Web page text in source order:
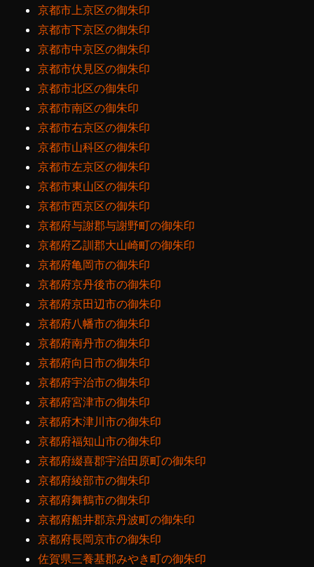
京都市上京区の御朱印
京都市下京区の御朱印
京都市中京区の御朱印
京都市伏見区の御朱印
京都市北区の御朱印
京都市南区の御朱印
京都市右京区の御朱印
京都市山科区の御朱印
京都市左京区の御朱印
京都市東山区の御朱印
京都市西京区の御朱印
京都府与謝郡与謝野町の御朱印
京都府乙訓郡大山崎町の御朱印
京都府亀岡市の御朱印
京都府京丹後市の御朱印
京都府京田辺市の御朱印
京都府八幡市の御朱印
京都府南丹市の御朱印
京都府向日市の御朱印
京都府宇治市の御朱印
京都府宮津市の御朱印
京都府木津川市の御朱印
京都府福知山市の御朱印
京都府綴喜郡宇治田原町の御朱印
京都府綾部市の御朱印
京都府舞鶴市の御朱印
京都府船井郡京丹波町の御朱印
京都府長岡京市の御朱印
佐賀県三養基郡みやき町の御朱印